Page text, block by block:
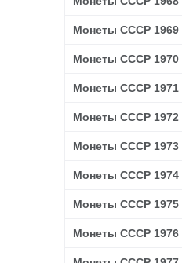
Монеты СССР 1969
Монеты СССР 1970
Монеты СССР 1971
Монеты СССР 1972
Монеты СССР 1973
Монеты СССР 1974
Монеты СССР 1975
Монеты СССР 1976